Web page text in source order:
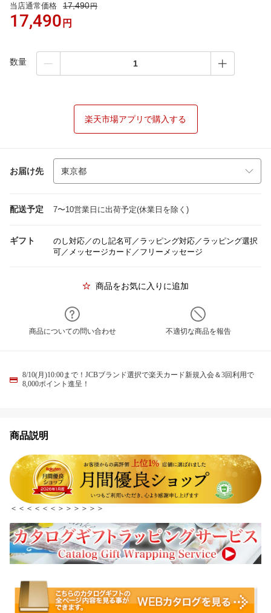
当店通常価格 17,490円
17,490 円
数量
楽天市場アプリで購入する
お届け先
配送予定 7〜10営業日に出荷予定(休業日を除く)
ギフト
のし対応／のし記名可／ラッピング対応／ラッピング選択
可／メッセージカード／フリーメッセージ
商品をお気に入りに追加
商品についての問い合わせ 不適切な商品を報告
8/10(月)10:00まで！JCBブランド選択で楽天カード新規入会＆3回利用で
8,000ポイント進呈！
商品説明
＜＜＜＜＜＜＞＞＞＞＞＞